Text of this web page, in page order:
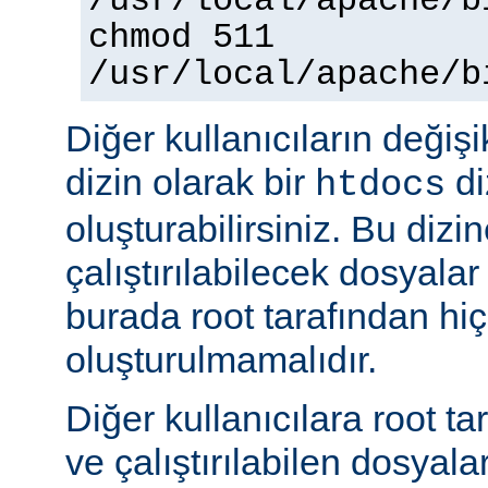
chmod 511
/usr/local/apache/
Diğer kullanıcıların
dizin olarak bir htdocs
oluşturabilirsiniz. Bu
çalıştırılabilecek
burada root tarafından
oluşturulmamalıdır.
Diğer kullanıcılara root
ve çalıştırılabilen